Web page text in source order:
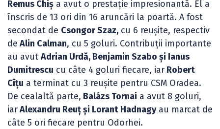
Remus Chiș a avut o prestație impresionantă. El a
înscris de 13 ori din 16 aruncări la poartă. A fost
secondat de Csongor Szaz, cu 6 reușite, respectiv
de Alin Calman, cu 5 goluri. Contribuții importante
au avut Adrian Urdă, Benjamin Szabo și Ianus
Dumitrescu cu câte 4 goluri fiecare, iar Robert
Cîțu a terminat cu 3 reușite pentru CSM Oradea.
De cealaltă parte, Balázs Tornai a avut 8 goluri,
iarAlexandru Reuț și Lorant Hadnagyau marcat de
câte 5 ori fiecare pentru Odorhei.